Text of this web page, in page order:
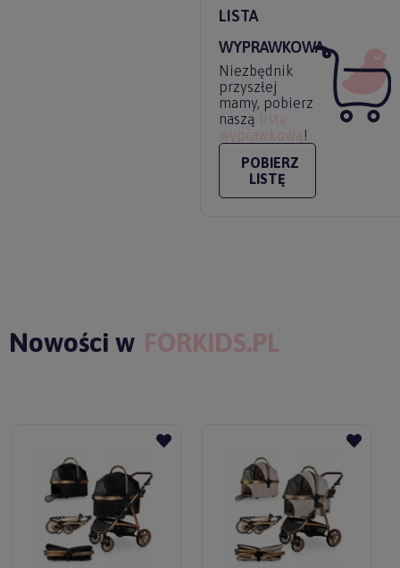
LISTA
WYPRAWKOWA
Niezbędnik
przyszłej
mamy, pobierz
naszą
listę
wyprawkową !
POBIERZ
LISTĘ
Nowości w FORKIDS.PL